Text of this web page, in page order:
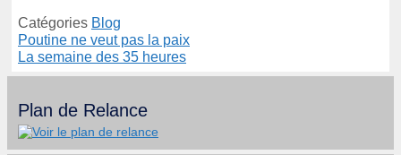
Catégories Blog
Poutine ne veut pas la paix
La semaine des 35 heures
Plan de Relance